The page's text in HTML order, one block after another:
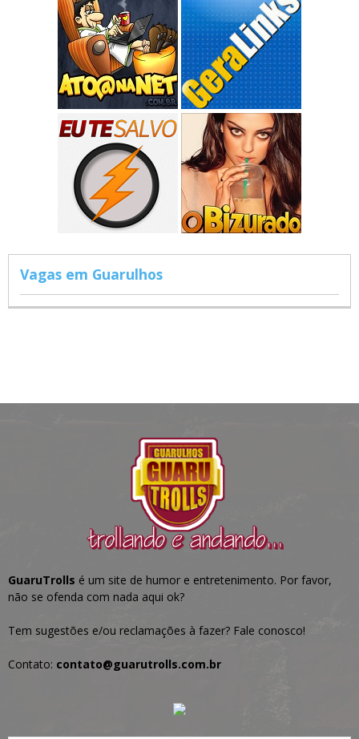
Vagas em Guarulhos
GuaruTrolls é um site de humor e entretenimento. Por favor,
não se ofenda com nada aqui ok?
Tem sugestões e/ou reclamações à fazer? Fale conosco!
Contato: contato@guarutrolls.com.br